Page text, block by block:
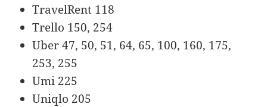
TravelRent 118
Trello 150, 254
Uber 47, 50, 51, 64, 65, 100, 160, 175,
253, 255
Umi 225
Uniqlo 205